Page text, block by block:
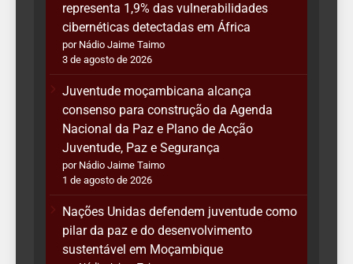
representa 1,9% das vulnerabilidades
cibernéticas detectadas em África
por Nádio Jaime Taimo
3 de agosto de 2026
Juventude moçambicana alcança
consenso para construção da Agenda
Nacional da Paz e Plano de Acção
Juventude, Paz e Segurança
por Nádio Jaime Taimo
1 de agosto de 2026
Nações Unidas defendem juventude como
pilar da paz e do desenvolvimento
sustentável em Moçambique